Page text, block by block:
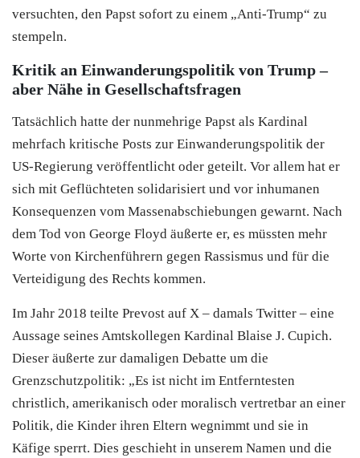
versuchten, den Papst sofort zu einem „Anti-Trump“ zu
stempeln.
Kritik an Einwanderungspolitik von Trump –
aber Nähe in Gesellschaftsfragen
Tatsächlich hatte der nunmehrige Papst als Kardinal
mehrfach kritische Posts zur Einwanderungspolitik der
US-Regierung veröffentlicht oder geteilt. Vor allem hat er
sich mit Geflüchteten solidarisiert und vor inhumanen
Konsequenzen vom Massenabschiebungen gewarnt. Nach
dem Tod von George Floyd äußerte er, es müssten mehr
Worte von Kirchenführern gegen Rassismus und für die
Verteidigung des Rechts kommen.
Im Jahr 2018 teilte Prevost auf X – damals Twitter – eine
Aussage seines Amtskollegen Kardinal Blaise J. Cupich.
Dieser äußerte zur damaligen Debatte um die
Grenzschutzpolitik: „Es ist nicht im Entferntesten
christlich, amerikanisch oder moralisch vertretbar an einer
Politik, die Kinder ihren Eltern wegnimmt und sie in
Käfige sperrt. Dies geschieht in unserem Namen und die